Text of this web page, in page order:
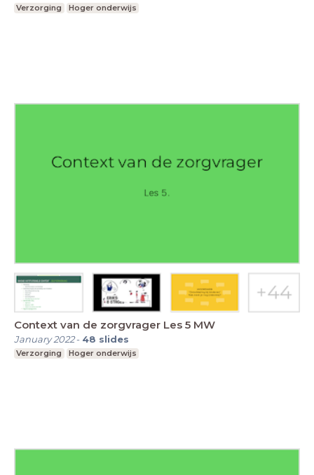
Verzorging Hoger onderwijs
Context van de zorgvrager Les 5 MW
January 2022- 48 slides
Verzorging Hoger onderwijs